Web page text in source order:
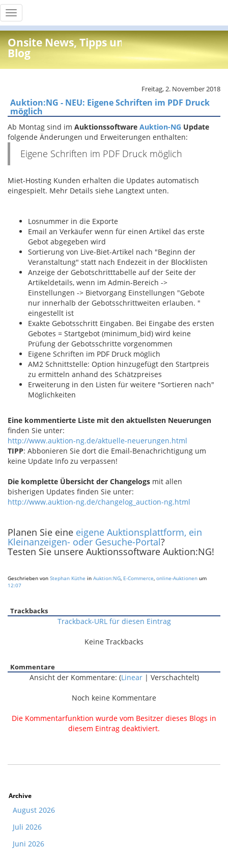
Toggle
navigation
Onsite News, Tipps und Info
Blog
Freitag, 2. November 2018
Auktion:NG - NEU: Eigene Schriften im PDF Druck
möglich
Ab Montag sind im Auktionssoftware Auktion-NG Update
folgende Änderungen und Erweiterungen enthalten:
Eigene Schriften im PDF Druck möglich
Miet-Hosting Kunden erhalten die Updates automatisch
eingespielt. Mehr Details siehe Langtext unten.
Losnummer in die Exporte
Email an Verkäufer wenn für einen Artikel das erste
Gebot abgegeben wird
Sortierung von Live-Biet-Artikel nach "Beginn der
Veranstaltung" statt nach Endezeit in der Blocklisten
Anzeige der Gebotschritttabelle auf der Seite der
Artikeldetails, wenn im Admin-Bereich ->
Einstellungen -> Bietvorgang Einstellungen "Gebote
nur innerhalb der Gebotsschrittweiten erlauben. "
eingestellt ist
Exakte Gebotsschritt Eingaben. Bei Eingabe des ersten
Gebotes = Startgebot (minimum_bid) wird keine
Prüfung der Gebotsschritte vorgenommen
Eigene Schriften im PDF Druck möglich
AM2 Schnittstelle: Option hinzugefügt den Startpreis
zu ermitteln anhand des Schätzpreises
Erweiterung in den Listen für weitere "Sortieren nach"
Möglichkeiten
Eine kommentierte Liste mit den aktuellsten Neuerungen
finden Sie unter:
http://www.auktion-ng.de/aktuelle-neuerungen.html
TIPP: Abbonieren Sie dort die Email-Benachrichtigung um
keine Update Info zu verpassen!
Die komplette Übersicht der Changelogs mit allen
bisherigen Updates finden Sie unter:
http://www.auktion-ng.de/changelog_auction-ng.html
Planen Sie eine eigene Auktionsplattform, ein
Kleinanzeigen- oder Gesuche-Portal?
Testen Sie unsere Auktionssoftware Auktion:NG!
Geschrieben von Stephan Küthe in Auktion:NG, E-Commerce, online-Auktionen um
12:07
Trackbacks
Trackback-URL für diesen Eintrag
Keine Trackbacks
Kommentare
Ansicht der Kommentare: (Linear| Verschachtelt)
Noch keine Kommentare
Die Kommentarfunktion wurde vom Besitzer dieses Blogs in
diesem Eintrag deaktiviert.
Archive
August 2026
Juli 2026
Juni 2026